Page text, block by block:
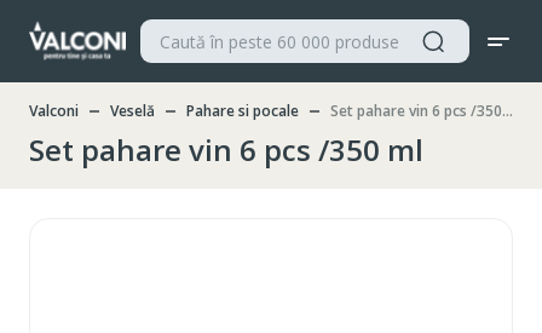
Valconi Veselă Pahare si pocale Set pahare vin 6 pcs /350 ml
Set pahare vin 6 pcs /350 ml